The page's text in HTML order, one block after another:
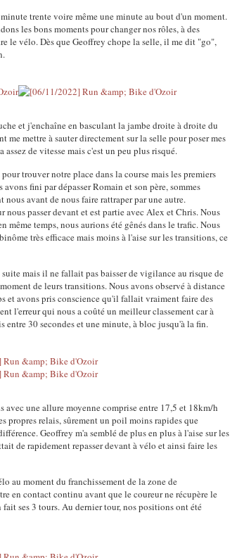
trente voire même une minute au bout d'un moment.
les bons moments pour changer nos rôles, à des
le vélo. Dès que Geoffrey chope la selle, il me dit "go",
et j'enchaîne en basculant la jambe droite à droite du
me mettre à sauter directement sur la selle pour poser mes
assez de vitesse mais c'est un peu plus risqué.
trouver notre place dans la course mais les premiers
fini par dépasser Romain et son père, sommes
avant de nous faire rattraper par une autre.
passer devant et est partie avec Alex et Chris. Nous
même temps, nous aurions été gênés dans le trafic. Nous
très efficace mais moins à l'aise sur les transitions, ce
mais il ne fallait pas baisser de vigilance au risque de
de leurs transitions. Nous avons observé à distance
et avons pris conscience qu'il fallait vraiment faire des
l'erreur qui nous a coûté un meilleur classement car à
entre 30 secondes et une minute, à bloc jusqu'à la fin.
avec une allure moyenne comprise entre 17,5 et 18km/h
propres relais, sûrement un poil moins rapides que
Geoffrey m'a semblé de plus en plus à l'aise sur les
de rapidement repasser devant à vélo et ainsi faire les
au moment du franchissement de la zone de
en contact continu avant que le coureur ne récupère le
ses 3 tours. Au dernier tour, nos positions ont été